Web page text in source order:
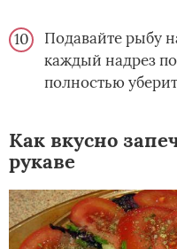
Подавайте рыбу
каждый надрез
полностью
Как вкусно
рукаве